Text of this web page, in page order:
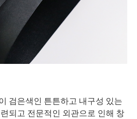
검은색인 튼튼하고 내구성 있는
되고 전문적인 외관으로 인해 창